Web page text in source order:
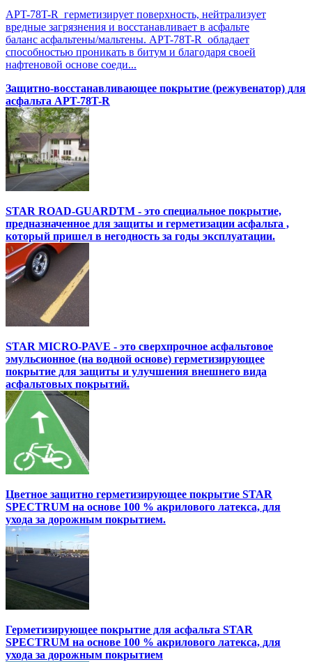
APT-78T-R герметизирует поверхность, нейтрализует
вредные загрязнения и восстанавливает в асфальте
баланс асфальтены/мальтены. APT-78T-R обладает
способностью проникать в битум и благодаря своей
нафтеновой основе соеди...
Защитно-восстанавливающее покрытие (режувенатор) для
асфальта APT-78T-R
STAR ROAD-GUARDTM - это специальное покрытие,
предназначенное для защиты и герметизации асфальта ,
который пришел в негодность за годы эксплуатации.
STAR MICRO-PAVE - это сверхпрочное асфальтовое
эмульсионное (на водной основе) герметизирующее
покрытие для защиты и улучшения внешнего вида
асфальтовых покрытий.
Цветное защитно герметизирующее покрытие STAR
SPECTRUM на основе 100 % акрилового латекса, для
ухода за дорожным покрытием.
Герметизирующее покрытие для асфальта STAR
SPECTRUM на основе 100 % акрилового латекса, для
ухода за дорожным покрытием